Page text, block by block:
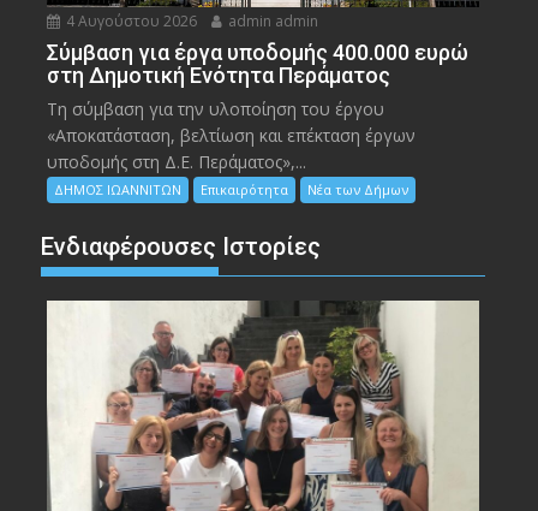
4 Αυγούστου 2026 admin admin
Σύμβαση για έργα υποδομής 400.000 ευρώ
στη Δημοτική Ενότητα Περάματος
Τη σύμβαση για την υλοποίηση του έργου
«Αποκατάσταση, βελτίωση και επέκταση έργων
υποδομής στη Δ.Ε. Περάματος»,...
ΔΗΜΟΣ ΙΩΑΝΝΙΤΩΝ Επικαιρότητα Νέα των Δήμων
Ενδιαφέρουσες Ιστορίες